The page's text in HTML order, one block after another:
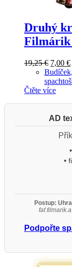
Druhý
Filmárik
19,25€ Původní
cena
byla:
19,25 €.
7,00 €
Čtěte více
AD
•
•
Postup:
Podpořte